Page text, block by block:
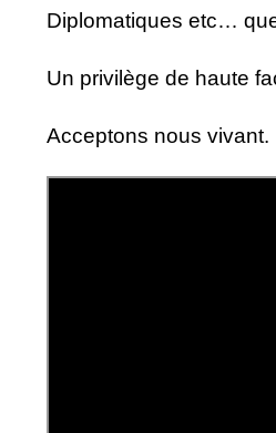
Diplomatiques etc…
Un privilège de haute
Acceptons nous vivant.